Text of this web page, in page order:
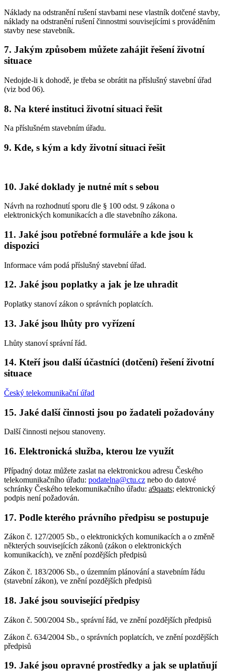
Náklady na odstranění rušení stavbami nese vlastník dotčené stavby,
náklady na odstranění rušení činnostmi souvisejícími s prováděním
stavby nese stavebník.
7. Jakým způsobem můžete zahájit řešení životní
situace
Nedojde-li k dohodě, je třeba se obrátit na příslušný stavební úřad
(viz bod 06).
8. Na které instituci životní situaci řešit
Na příslušném stavebním úřadu.
9. Kde, s kým a kdy životní situaci řešit
10. Jaké doklady je nutné mít s sebou
Návrh na rozhodnutí sporu dle § 100 odst. 9 zákona o
elektronických komunikacích a dle stavebního zákona.
11. Jaké jsou potřebné formuláře a kde jsou k
dispozici
Informace vám podá příslušný stavební úřad.
12. Jaké jsou poplatky a jak je lze uhradit
Poplatky stanoví zákon o správních poplatcích.
13. Jaké jsou lhůty pro vyřízení
Lhůty stanoví správní řád.
14. Kteří jsou další účastníci (dotčení) řešení životní
situace
Český telekomunikační úřad
15. Jaké další činnosti jsou po žadateli požadovány
Další činnosti nejsou stanoveny.
16. Elektronická služba, kterou lze využít
Případný dotaz můžete zaslat na elektronickou adresu Českého
telekomunikačního úřadu: podatelna@ctu.cz nebo do datové
schránky Českého telekomunikačního úřadu: a9qaats; elektronický
podpis není požadován.
17. Podle kterého právního předpisu se postupuje
Zákon č. 127/2005 Sb., o elektronických komunikacích a o změně
některých souvisejících zákonů (zákon o elektronických
komunikacích), ve znění pozdějších předpisů
Zákon č. 183/2006 Sb., o územním plánování a stavebním řádu
(stavební zákon), ve znění pozdějších předpisů
18. Jaké jsou související předpisy
Zákon č. 500/2004 Sb., správní řád, ve znění pozdějších předpisů
Zákon č. 634/2004 Sb., o správních poplatcích, ve znění pozdějších
předpisů
19. Jaké jsou opravné prostředky a jak se uplatňují